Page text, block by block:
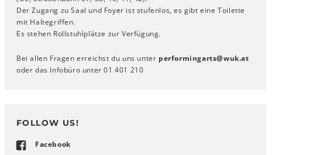
Der Zugang zu Saal und Foyer ist stufenlos, es gibt eine Toilette
mit Haltegriffen.
Es stehen Rollstuhlplätze zur Verfügung.
Bei allen Fragen erreichst du uns unter performingarts@wuk.at
oder das Infobüro unter 01 401 210
FOLLOW US!
Facebook